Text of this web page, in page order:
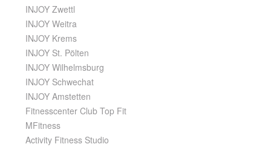
INJOY Zwettl
INJOY Weitra
INJOY Krems
INJOY St. Pölten
INJOY Wilhelmsburg
INJOY Schwechat
INJOY Amstetten
Fitnesscenter Club Top Fit
MFitness
Activity Fitness Studio